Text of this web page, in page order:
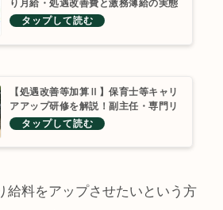
り月給・処遇改善費と激務薄給の実態
を徹底解剖
【処遇改善等加算Ⅱ】保育士等キャリ
アアップ研修を解説！副主任・専門リ
ーダー・職務分野別リーダー！
給料をアップさせたいという方